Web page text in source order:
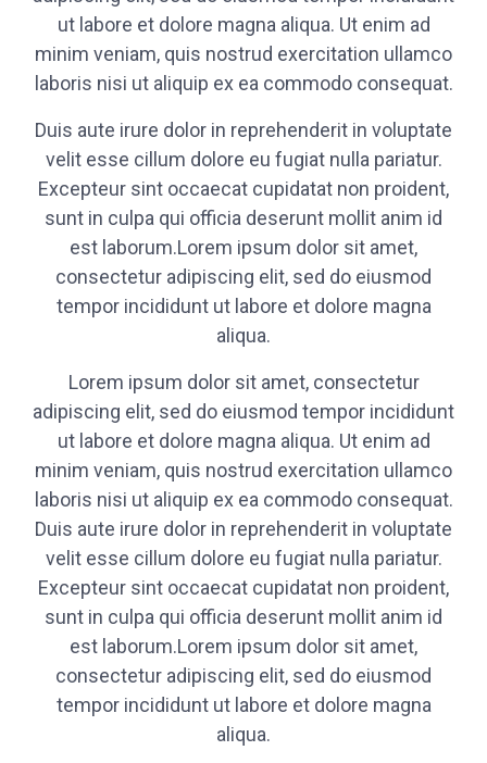
ut labore et dolore magna aliqua. Ut enim ad
minim veniam, quis nostrud exercitation ullamco
laboris nisi ut aliquip ex ea commodo consequat.
Duis aute irure dolor in reprehenderit in voluptate
velit esse cillum dolore eu fugiat nulla pariatur.
Excepteur sint occaecat cupidatat non proident,
sunt in culpa qui officia deserunt mollit anim id
est laborum.Lorem ipsum dolor sit amet,
consectetur adipiscing elit, sed do eiusmod
tempor incididunt ut labore et dolore magna
aliqua.
Lorem ipsum dolor sit amet, consectetur
adipiscing elit, sed do eiusmod tempor incididunt
ut labore et dolore magna aliqua. Ut enim ad
minim veniam, quis nostrud exercitation ullamco
laboris nisi ut aliquip ex ea commodo consequat.
Duis aute irure dolor in reprehenderit in voluptate
velit esse cillum dolore eu fugiat nulla pariatur.
Excepteur sint occaecat cupidatat non proident,
sunt in culpa qui officia deserunt mollit anim id
est laborum.Lorem ipsum dolor sit amet,
consectetur adipiscing elit, sed do eiusmod
tempor incididunt ut labore et dolore magna
aliqua.